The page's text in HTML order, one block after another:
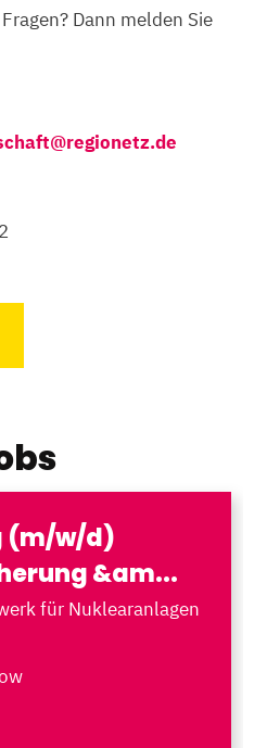
Dann melden Sie
(m/w/d)
&am...
für Nuklearanlagen